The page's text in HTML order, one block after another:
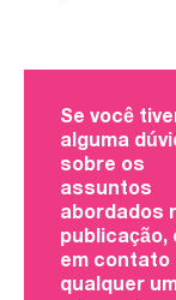
Se você
alguma
sobre os
assuntos
abordados
publicação,
em contato
qualquer